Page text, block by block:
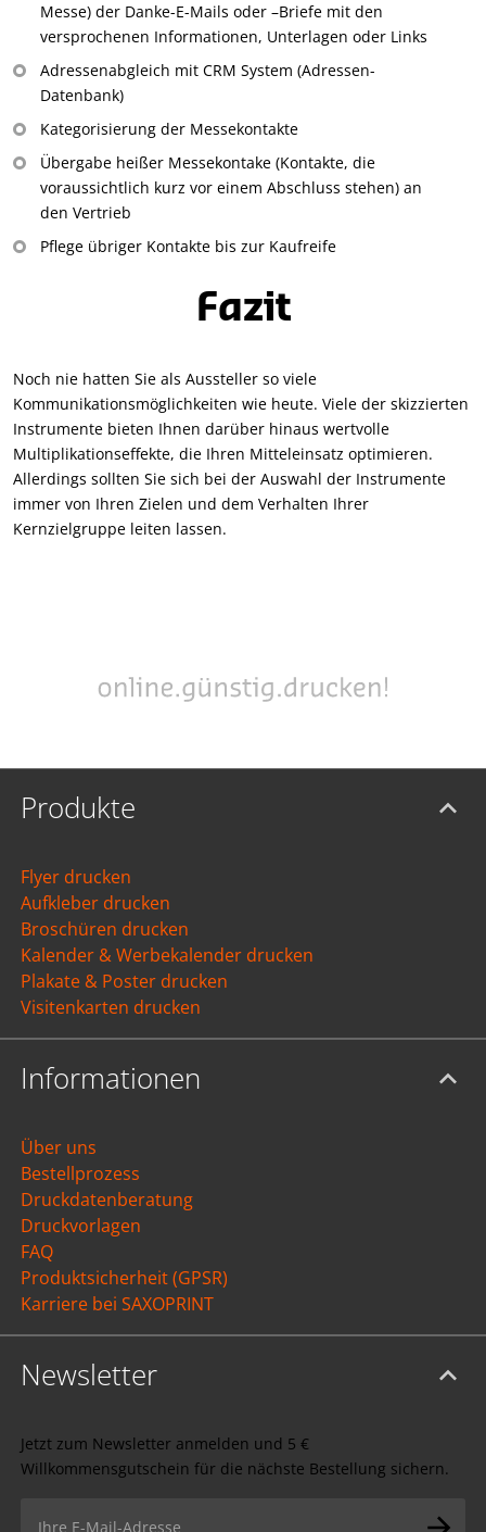
Messe) der Danke-E-Mails oder –Briefe mit den
versprochenen Informationen, Unterlagen oder Links
Adressenabgleich mit CRM System (Adressen-
Datenbank)
Kategorisierung der Messekontakte
Übergabe heißer Messekontake (Kontakte, die
voraussichtlich kurz vor einem Abschluss stehen) an
den Vertrieb
Pflege übriger Kontakte bis zur Kaufreife
Fazit
Noch nie hatten Sie als Aussteller so viele
Kommunikationsmöglichkeiten wie heute. Viele der skizzierten
Instrumente bieten Ihnen darüber hinaus wertvolle
Multiplikationseffekte, die Ihren Mitteleinsatz optimieren.
Allerdings sollten Sie sich bei der Auswahl der Instrumente
immer von Ihren Zielen und dem Verhalten Ihrer
Kernzielgruppe leiten lassen.
Produkte
Flyer drucken
Aufkleber drucken
Broschüren drucken
Kalender & Werbekalender drucken
Plakate & Poster drucken
Visitenkarten drucken
Informationen
Über uns
Bestellprozess
Druckdatenberatung
Druckvorlagen
FAQ
Produktsicherheit (GPSR)
Karriere bei SAXOPRINT
Newsletter
Jetzt zum Newsletter anmelden und 5 €
Willkommensgutschein für die nächste Bestellung sichern.